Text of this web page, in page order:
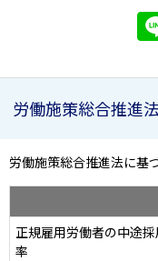
ファンド比較
海外休日カレンダー
投資信託新商品のご
マーケット情報TOP
マーケット指数
大関 洋の「十字路」
資産形成ポータル
Goal Navi
サステナビリテ
サステナビリティTOP
SDGsとは？
ニッセイアセッ
ニッセイアセットに
労働施策総合推進
労働施策総合推進法に基
正規雇用労働者の中途
率